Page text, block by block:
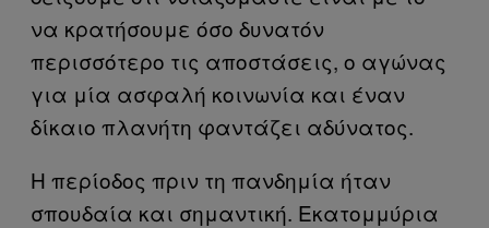
να κρατήσουμε όσο δυνατόν
περισσότερο τις αποστάσεις, ο αγώνας
για μία ασφαλή κοινωνία και έναν
δίκαιο πλανήτη φαντάζει αδύνατος.
Η περίοδος πριν τη πανδημία ήταν
σπουδαία και σημαντική. Εκατομμύρια